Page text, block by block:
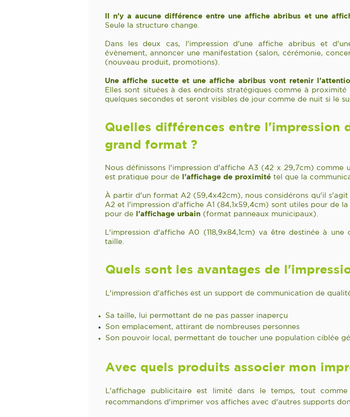
Il n'y a aucune différence entre une affiche abribus et une
Seule la structure change.
Dans les deux cas, l'impression d'une affiche abribus et
évènement, annoncer une manifestation (salon, cérémonie,
(nouveau produit, promotions).
Une affiche sucette et une affiche abribus vont retenir
Elles sont situées à des endroits stratégiques comme à
quelques secondes et seront visibles de jour comme de nuit si le
Quelles différences entre
grand format ?
Nous définissons l'impression d'affiche A3 (42 x 29,7cm)
est pratique pour de l'affichage de proximité tel que la
À partir d'un format A2 (59,4x42cm), nous considérons qu'il
A2 et l'impression d'affiche A1 (84,1x59,4cm) sont utiles pour de
pour de l'affichage urbain (format panneaux municipaux).
L'impression d'affiche A0 (118,9x84,1cm) va être destinée à une
taille.
Quels sont les avantages de
L'impression d'affiches est un support de communication de
Sa taille, lui permettant de ne pas passer inaperçu
Son emplacement, attirant de nombreuses personnes
Son pouvoir local, permettant de toucher une population ciblée
Avec quels produits associer mon
L'affichage publicitaire est limité dans le temps, tout
recommandons d'imprimer vos affiches avec d'autres supports